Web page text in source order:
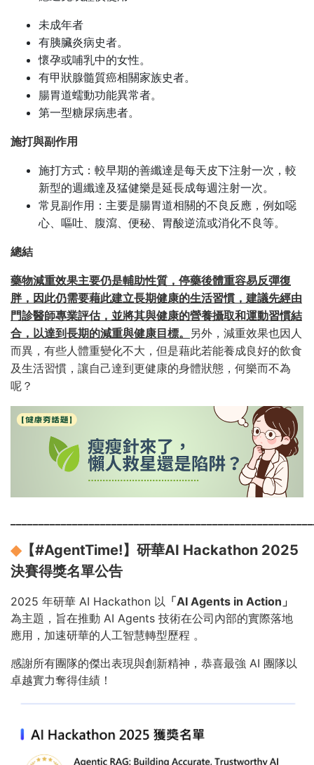
未成年者
有胰臟炎病史者。
懷孕或哺乳中的女性。
有甲狀腺髓質癌相關家族史者。
腸胃道蠕動功能異常者。
第一型糖尿病患者。
施打與副作用
施打方式：較早期的善纖達是每天皮下注射一次，較
新型的週纖達及猛健樂是延長成每週注射一次。
常見副作用：主要是腸胃道相關的不良反應，例如噁
心、嘔吐、腹瀉、便秘、胃酸逆流或消化不良等。
總結
藥物減重效果主要仍是輔助性質，停藥後體重容易反彈復
胖，因此仍需要藉此建立長期健康的生活習慣，建議先經由
門診醫師專業評估，並將其與健康的營養攝取和運動習慣結
合，以達到長期的減重與健康目標。
另外，減重效果也因人
而異，有些人體重變化不大，但是藉此若能養成良好的飲食
及生活習慣，讓自己達到更健康的身體狀態，何樂而不為
呢？
◆【#AgentTime!】研華AI Hackathon 2025
決賽得獎名單公告
2025 年研華 AI Hackathon 以 「AI Agents in Action」
為主題，旨在推動 AI Agents 技術在公司內部的實際落地
應用，加速研華的人工智慧轉型歷程 。
感謝所有團隊的傑出表現與創新精神，恭喜最強 AI 團隊以
卓越實力奪得佳績！